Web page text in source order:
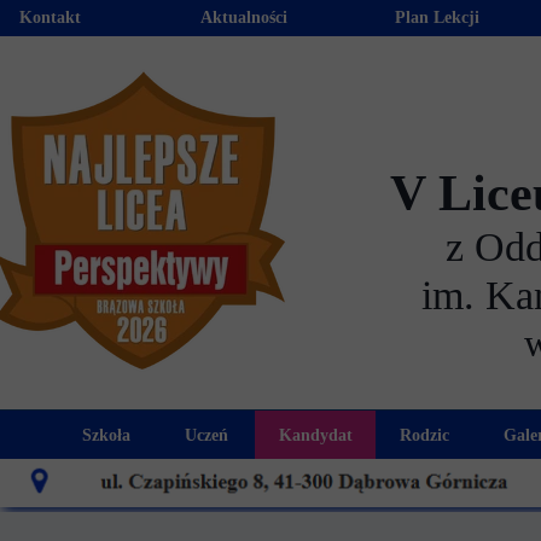
Rodzic
Harmonogram
Szkoła
Historia szkoły
Uczeń
Kalendarz roku szkolnego
Kandydat
Aktualności dla
V
z
im.
Plan Lekcji
Aktualności
Kontakt